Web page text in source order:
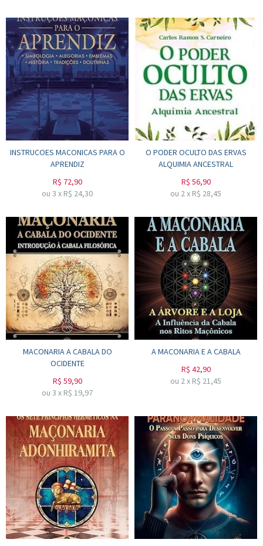
INSTRUCOES MACONICAS PARA O
APRENDIZ
R$ 72,90
ou 3 x R$ 24,30
O PODER OCULTO DAS ERVAS
ALQUIMIA ANCESTRAL
R$ 56,90
ou 2x R$ 28,45
MACONARIA A CABALA DO
OCIDENTE
R$ 59,90
ou 3 x R$ 19,97
A MACONARIA E A CABALA
R$ 42,90
ou 2x R$ 21,45